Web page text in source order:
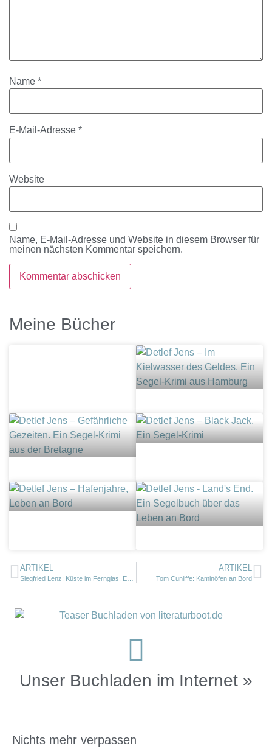
Name *
E-Mail-Adresse *
Website
Name, E-Mail-Adresse und Website in diesem Browser für
meinen nächsten Kommentar speichern.
Meine Bücher
ARTIKEL ARTIKEL
Tom Cunliffe: Kaminöfen an Bord
Unser Buchladen im Internet »
Nichts mehr verpassen